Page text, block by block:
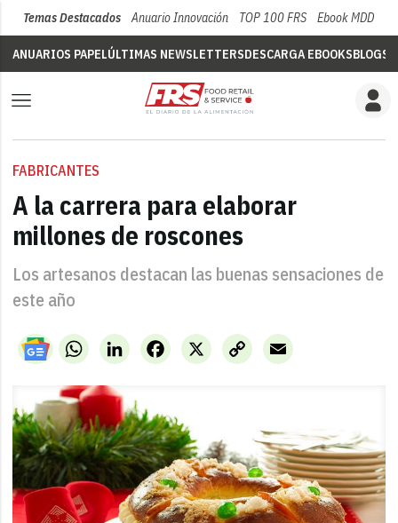
Temas Destacados Anuario Innovación TOP 100 FRS Ebook MDD
ANUARIOS PAPELÚLTIMAS NEWSLETTERSDESCARGA EBOOKSBLOGS
FABRICANTES
A la carrera para elaborar
millones de roscones
Los artesanos destacan las buenas sensaciones de
este año
WhatsAppLinkedIn X
Facebook
Copy
Link
Email